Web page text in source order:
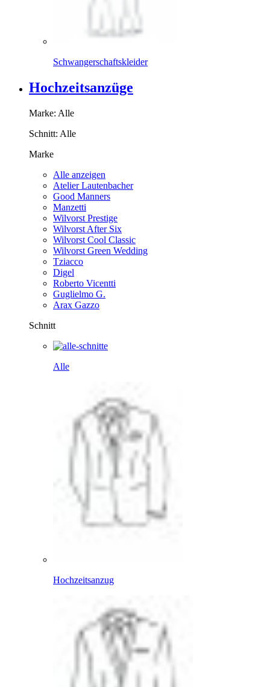
Schwangerschaftskleider
Hochzeitsanzüge
Marke: Alle
Schnitt: Alle
Marke
Alle anzeigen
Atelier Lautenbacher
Good Manners
Manzetti
Wilvorst Prestige
Wilvorst After Six
Wilvorst Cool Classic
Wilvorst Green Wedding
Tziacco
Digel
Roberto Vicentti
Guglielmo G.
Arax Gazzo
Schnitt
Alle
Hochzeitsanzug